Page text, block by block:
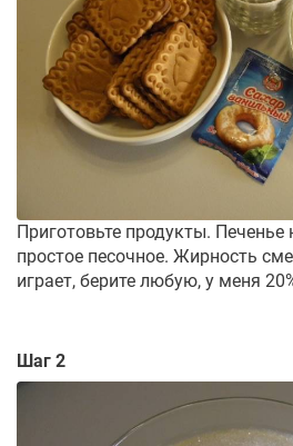
Приготовьте продукты.
простое песочное. Жирность
играет, берите любую, у меня
Шаг 2